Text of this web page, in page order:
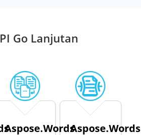
Go Lanjutan
Aspose.WordsAspose.Words